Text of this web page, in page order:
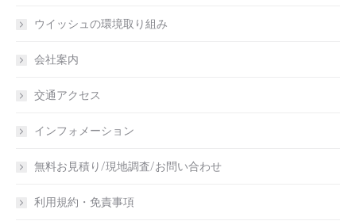
ウイッシュの環境取り組み
会社案内
交通アクセス
インフォメーション
無料お見積り/現地調査/お問い合わせ
利用規約・免責事項